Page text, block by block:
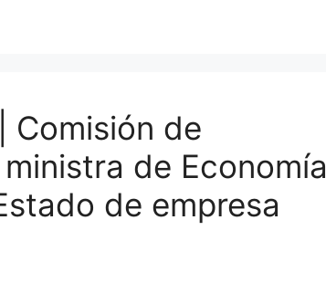
Comisión de
de Economía
de empresa